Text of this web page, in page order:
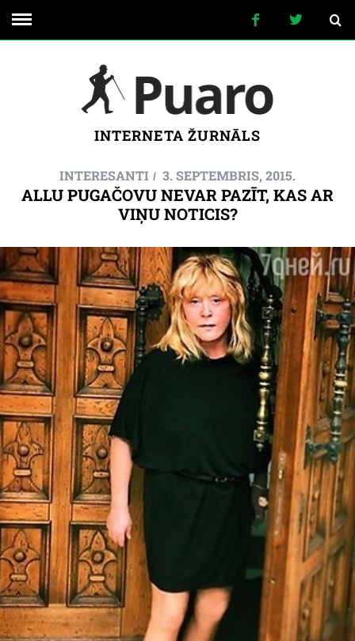
INTERNETA ŽURNĀLS
INTERESANTI 3. SEPTEMBRIS, 2015.
ALLU PUGAČOVU NEVAR PAZĪT, KAS AR
VIŅU NOTICIS?